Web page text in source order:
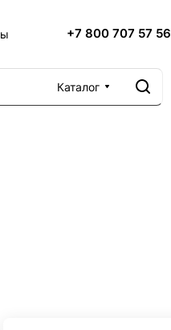
+7 800 707 57 56
Каталог